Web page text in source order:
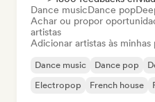
Dance musicDance pop
Achar ou propor
artistas
Adicionar artistas às
Dance music Dance pop
Electropop
French house